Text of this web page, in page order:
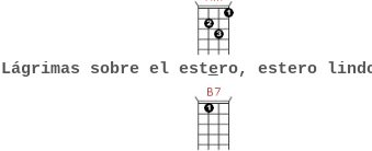
Lágrimas sobre el estero, estero